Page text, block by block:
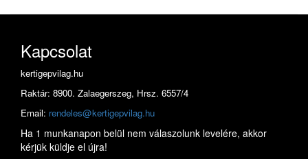
Kapcsolat
kertigepvilag.hu
Raktár: 8900. Zalaegerszeg, Hrsz. 6557/4
Email: rendeles@kertigepvilag.hu
Ha 1 munkanapon belül nem válaszolunk levelére, akkor
kérjük küldje el újra!